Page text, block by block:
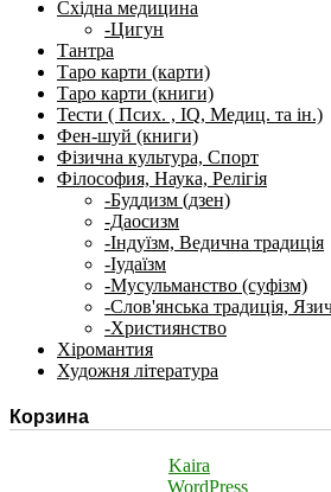
Східна медицина
-Цигун
Тантра
Таро карти (карти)
Таро карти (книги)
Тести ( Псих. , IQ, Медиц. та ін.)
Фен-шуй (книги)
Фізична культура, Спорт
Філософия, Наука, Релігія
-Буддизм (дзен)
-Даосизм
-Індуїзм, Ведична традиція
-Іудаїзм
-Мусульманство (суфізм)
-Слов'янська традиція,
-Християнство
Хіромантия
Художня література
Корзина
Kaira
WordPress